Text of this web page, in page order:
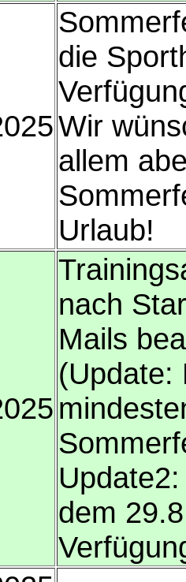
die
Wir
allem
Urlaub!
nach
Mails
(Update:
dem